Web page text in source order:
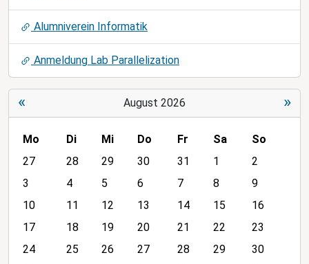
Alumniverein Informatik
Anmeldung Lab Parallelization
« August 2026 »
m
n
t
h
8
Mo Di Mi Do Fr Sa
So
27
28 29 30 31 1
2
3
4 5 6 7 8
9
10
11 12 13 14 15
16
17
18 19 20 21 22
23
24
25 26 27 28 29
30